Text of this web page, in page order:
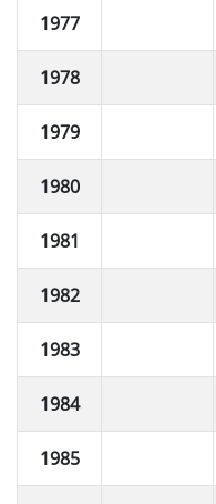
1977
1978
1979
1980
1981
1982
1983
1984
1985